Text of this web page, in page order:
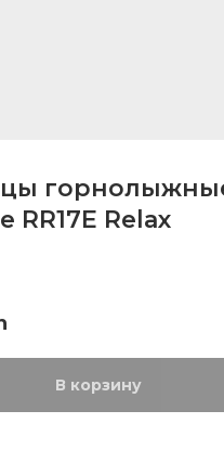
RR17E Relax
В корзину